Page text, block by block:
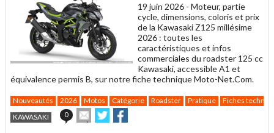
ami
19 juin 2026 - Moteur, partie
cycle, dimensions, coloris et prix
de la Kawasaki Z125 millésime
2026 : toutes les
caractéristiques et infos
commerciales du roadster 125 cc
Kawasaki, accessible A1 et
équivalence permis B, sur notre fiche technique Moto-Net.Com.
Nouveautés 2026 Motos Catégorie Roadster Pratique
Fiches
KAWASAKI
0
Envoyer
cet
Partager
sur sur